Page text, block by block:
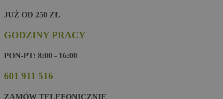
JUŻ OD 250 ZŁ
GODZINY PRACY
PON-PT: 8:00 - 16:00
601 911 516
ZAMÓW TELEFONICZNIE